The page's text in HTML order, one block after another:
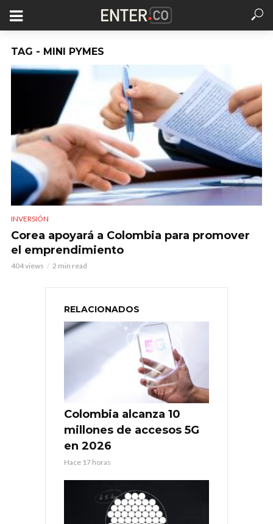
TAG - MINI PYMES
INVERSIÓN
Corea apoyará a Colombia para promover
el emprendimiento
404 views 2 min read
RELACIONADOS
Colombia alcanza 10
millones de accesos 5G
en 2026
Hace 17 horas